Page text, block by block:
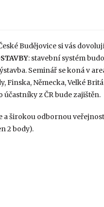
Budějovice si vás
: stavební systém
Seminář se koná v
Finska, Německa, Velké
z ČR bude zajištěn.
širokou odbornou
2 body).